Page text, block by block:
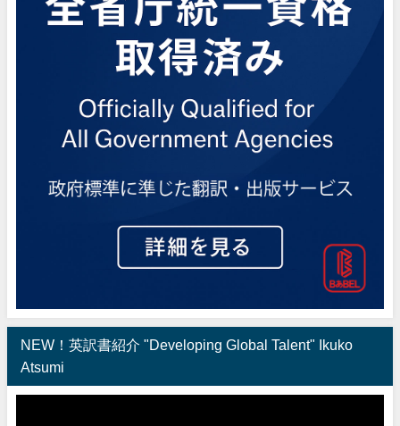
NEW！英訳書紹介 "Developing Global Talent" Ikuko
Atsumi